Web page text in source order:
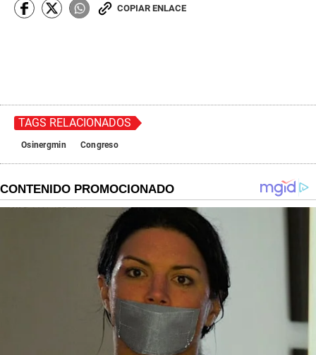
COPIAR ENLACE
TAGS RELACIONADOS
Osinergmin Congreso